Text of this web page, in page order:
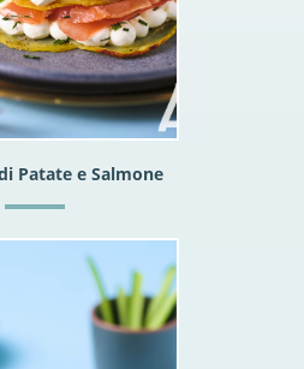
Patate e Salmone